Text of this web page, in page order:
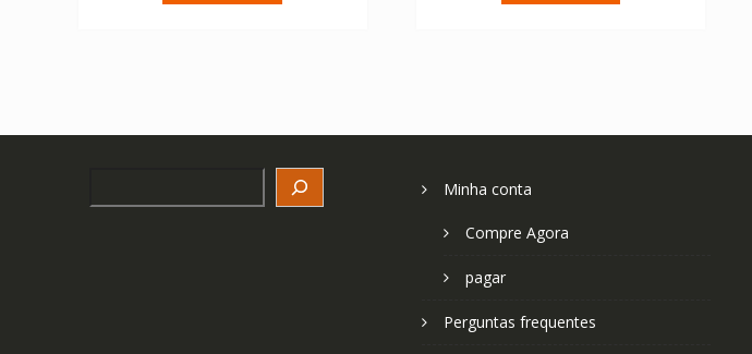
Minha conta
Compre Agora
pagar
Perguntas frequentes